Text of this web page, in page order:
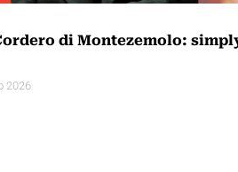
di Montezemolo:
2026